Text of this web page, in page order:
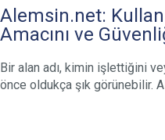
Alemsin.net:
Amacını ve
Bir alan adı, kimin işlettiğini
önce oldukça şık görünebilir.